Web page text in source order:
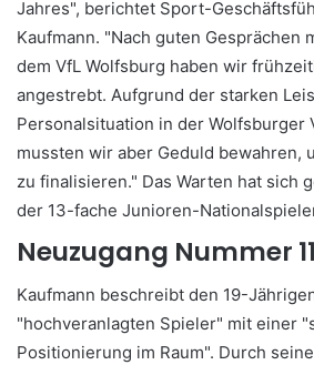
Jahres", berichtet Sport-
Kaufmann. "Nach guten Gesprächen
dem VfL Wolfsburg haben wir
angestrebt. Aufgrund der starken
Personalsituation in der Wolfsburger
mussten wir aber Geduld bewahren,
zu finalisieren." Das Warten hat sich
der 13-fache Junioren-
Neuzugang Nummer 11
Kaufmann beschreibt den 19-
"hochveranlagten Spieler" mit einer
Positionierung im Raum". Durch